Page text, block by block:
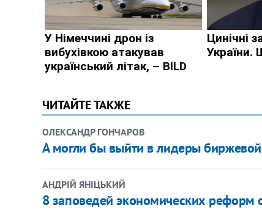
ЧИТАЙТЕ ТАКЖЕ
ОЛЕКСАНДР ГОНЧАРОВ
А могли бы выйти в лидеры
АНДРІЙ ЯНІЦЬКИЙ
8 заповедей экономических реформ